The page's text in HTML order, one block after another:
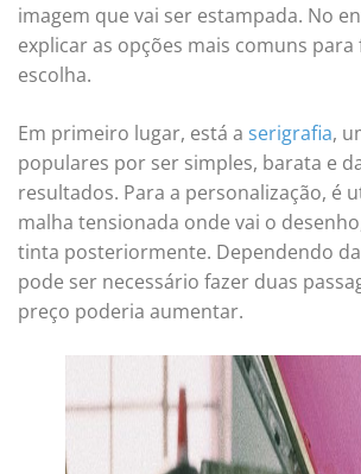
imagem que vai ser estampada. No
explicar as opções mais comuns para
escolha.
Em primeiro lugar, está a serigrafia,
populares por ser simples, barata e
resultados. Para a personalização, é
malha tensionada onde vai o
tinta posteriormente. Dependendo
pode ser necessário fazer duas
preço poderia aumentar.